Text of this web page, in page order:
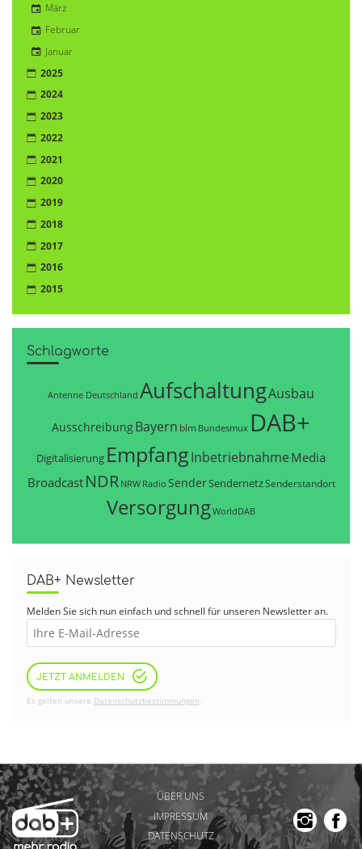
März
Februar
Januar
2025
2024
2023
2022
2021
2020
2019
2018
2017
2016
2015
Schlagworte
Antenne Deutschland AufschaltungAusbau
AusschreibungBayern blm Bundesmux DAB+
Digitalisierung EmpfangInbetriebnahme Media
Broadcast NDR NRW Radio SenderSendernetzSenderstandort
VersorgungWorldDAB
DAB+ Newsletter
Melden Sie sich nun einfach und schnell für unseren Newsletter an.
JETZT ANMELDEN
Es gelten unsere Datenschutzbestimmungen.
ÜBER UNS
IMPRESSUM
DATENSCHUTZ